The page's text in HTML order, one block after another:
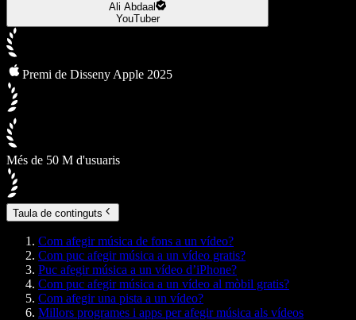
Ali Abdaal
YouTuber
Premi de Disseny Apple 2025
Més de 50 M d'usuaris
Taula de continguts
Com afegir música de fons a un vídeo?
Com puc afegir música a un vídeo gratis?
Puc afegir música a un vídeo d’iPhone?
Com puc afegir música a un vídeo al mòbil gratis?
Com afegir una pista a un vídeo?
Millors programes i apps per afegir música als vídeos